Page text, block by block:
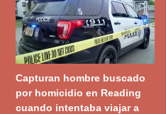
Capturan hombre buscado
por homicidio en Reading
cuando intentaba viajar a